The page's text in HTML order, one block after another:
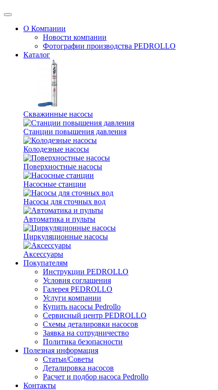
О Компании
Новости компании
Фотографии производства PEDROLLO
Каталог
Скважинные насосы
Станции повышения давления
Колодезные насосы
Поверхностные насосы
Насосные станции
Насосы для сточных вод
Автоматика и пульты
Циркуляционные насосы
Аксессуары
Покупателям
Инструкции PEDROLLO
Условия соглашения
Галерея PEDROLLO
Услуги компании
Купить насосы Pedrollo
Сервисный центр PEDROLLO
Схемы деталировки насосов
Заявка на сотрудничество
Политика безопасности
Полезная информация
Статьи/Советы
Деталировка насосов
Расчет и подбор насоса Pedrollo
Контакты